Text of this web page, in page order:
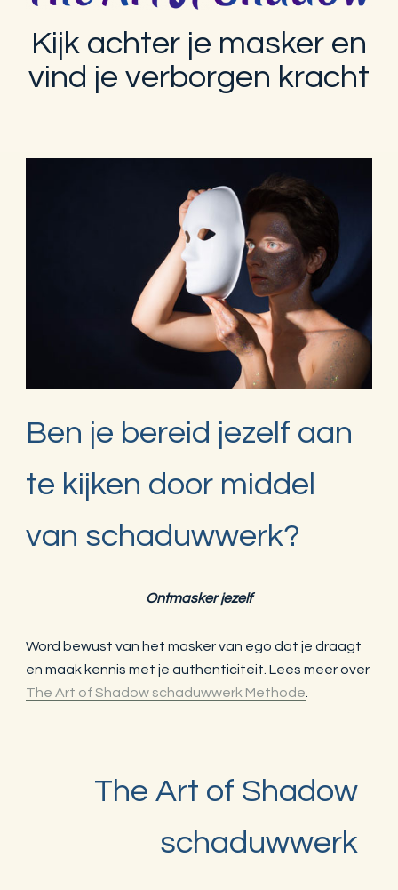
Kijk achter je masker en
vind je verborgen kracht
Ben je bereid jezelf aan
te kijken door middel
van schaduwwerk?
Ontmasker jezelf
Word bewust van het masker van ego dat je draagt
en maak kennis met je authenticiteit. Lees meer over
The Art of Shadow schaduwwerk Methode
The Art of Shadow
schaduwwerk